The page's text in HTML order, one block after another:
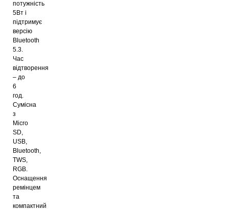
потужність
5Вт і
підтримує
версію
Bluetooth
5.3.
Час
відтворення
– до
6
год.
Cумісна
з
Micro
SD,
USB,
Bluetooth,
TWS,
RGB.
Оснащення
ремінцем
та
компактний